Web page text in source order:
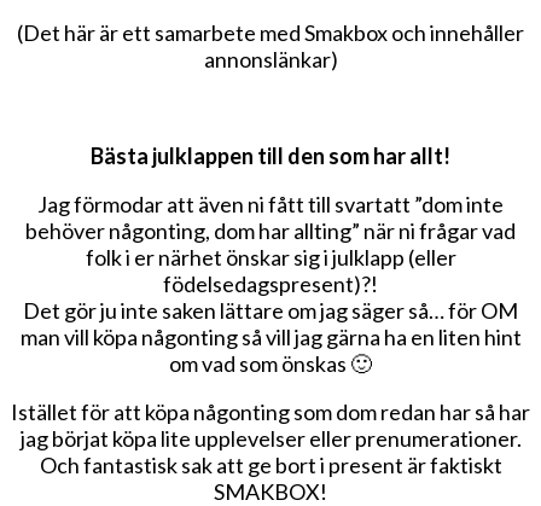
som
har
(Det här är ett samarbete med Smakbox och innehåller
annonslänkar)
Bästa julklappen till den som har allt!
Jag förmodar att även ni fått till svartatt ”dom inte
behöver någonting, dom har allting” när ni frågar vad
folk i er närhet önskar sig i julklapp (eller
födelsedagspresent)?!
Det gör ju inte saken lättare om jag säger så… för OM
man vill köpa någonting så vill jag gärna ha en liten hint
om vad som önskas 🙂
Istället för att köpa någonting som dom redan har så har
jag börjat köpa lite upplevelser eller prenumerationer.
Och fantastisk sak att ge bort i present är faktiskt
SMAKBOX!